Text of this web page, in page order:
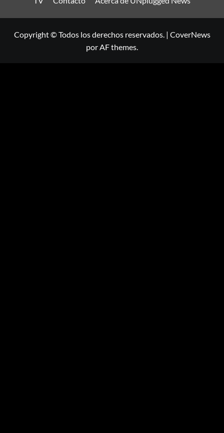
Copyright © Todos los derechos reservados. | CoverNews
por AF themes.